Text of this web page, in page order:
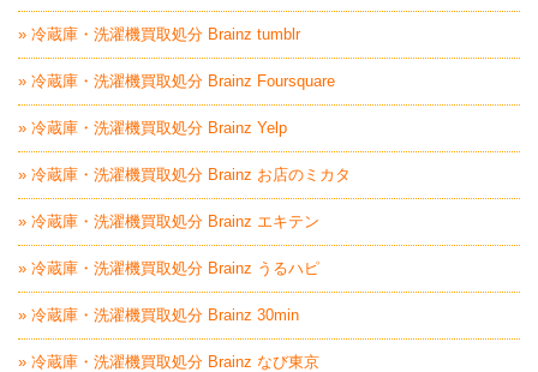
» 冷蔵庫・洗濯機買取処分 Brainz tumblr
» 冷蔵庫・洗濯機買取処分 Brainz Foursquare
» 冷蔵庫・洗濯機買取処分 Brainz Yelp
» 冷蔵庫・洗濯機買取処分 Brainz お店のミカタ
» 冷蔵庫・洗濯機買取処分 Brainz エキテン
» 冷蔵庫・洗濯機買取処分 Brainz うるハピ
» 冷蔵庫・洗濯機買取処分 Brainz 30min
» 冷蔵庫・洗濯機買取処分 Brainz なび東京